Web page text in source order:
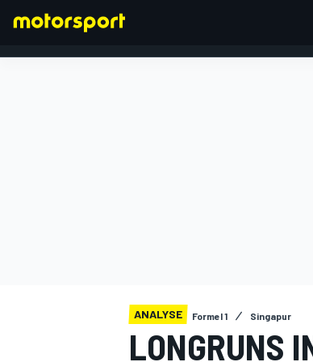
ANALYSE Formel 1 Singapur
LONGRUNS